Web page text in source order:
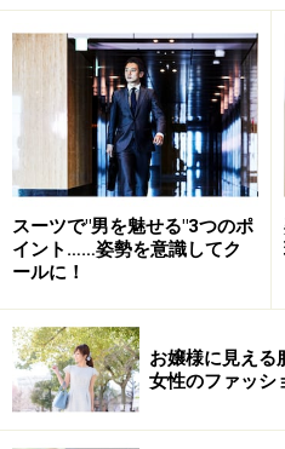
癒し系ナチュラル美人の休日
２人の違いは、美の意識格差
勘違いナチュラル女
ル。
という彼女のナチュラルな休
■傾向その１：ラクチン命
スーツで"男を魅せる"3つのポ
イント……姿勢を意識してク
ールに！
お嬢様に見える
女性のファッシ